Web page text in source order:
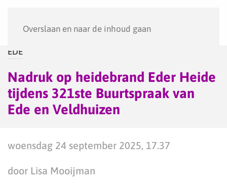
Overslaan en naar de inhoud gaan
EDE
Nadruk op heidebrand Eder Heide
tijdens 321ste Buurtspraak van
Ede en Veldhuizen
woensdag 24 september 2025, 17.37
door Lisa Mooijman